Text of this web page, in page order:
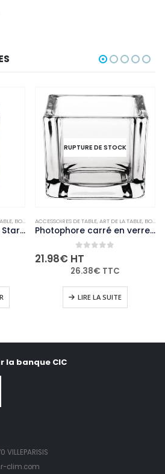
, BOUGIES ET PHOTOPHORES ,NON-PALETTISABLE
Bougies-verre Bolsius Starlight transparentes (lot de 8)
RUPTURE DE STOCK
ACCESSOIRES DE TABLE,ART DE LA TABLE, BOUGIES ET PHOTOPHORES
Photophore carré en verre transparent Olympia lot de 6
0out of 5
21.98€ HT
26.38€ TTC
LIRE LA SUITE
la banque CIC
VILLEPARISIS
clim.com